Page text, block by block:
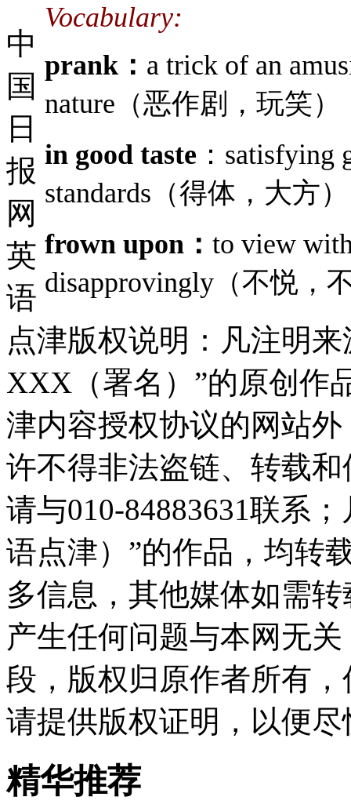
Vocabulary:
prank： a trick of an
nature（恶作剧，玩笑）
in good taste ：satisfying
standards（得体，大方）
frown upon： to view
disapprovingly（不悦，
中
国
日
报
网
英
语
点津版权说明：凡注明
XXX（署名）”的原创作
津内容授权协议的网站
许不得非法盗链、转载
请与010-84883631联系
语点津）”的作品，均转
多信息，其他媒体如需
产生任何问题与本网无
段，版权归原作者所有
请提供版权证明，以便
精华推荐